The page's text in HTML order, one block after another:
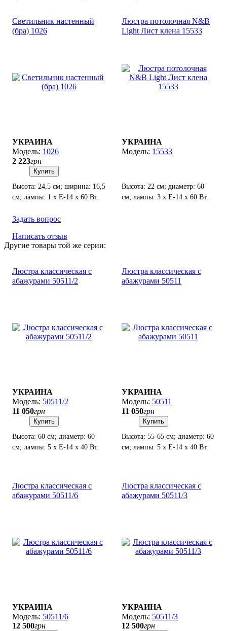
Светильник настенный
(бра) 1026
УКРАИНА
1026
2 223грн
Купить
Высота: 24,5 см; ширина: 16,5
см; лампы: 1 х Е-14 х 60 Вт.
Люстра потолочная N&B
Light Лист клена 15533
УКРАИНА
15533
Высота: 22 см; диаметр: 60
см; лампы: 3 х Е-14 х 60 Вт.
Задать вопрос
Написать отзыв
Другие товары той же серии:
Люстра классическая с
абажурами 50511/2
УКРАИНА
50511/2
11 050грн
Купить
Высота: 60 см; диаметр: 60
см; лампы: 5 х Е-14 х 40 Вт.
Люстра классическая с
абажурами 50511
УКРАИНА
50511
11 050грн
Купить
Высота: 55-65 см; диаметр: 60
см; лампы: 5 х Е-14 х 40 Вт.
Люстра классическая с
абажурами 50511/6
УКРАИНА
50511/6
12 500грн
Люстра классическая с
абажурами 50511/3
УКРАИНА
50511/3
12 500грн